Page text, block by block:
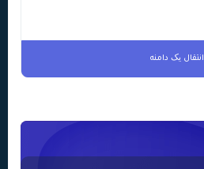
انتقال یک دامنه